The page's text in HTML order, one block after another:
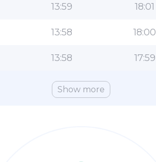
13:59 18:01
13:58 18:00
13:58 17:59
Show more